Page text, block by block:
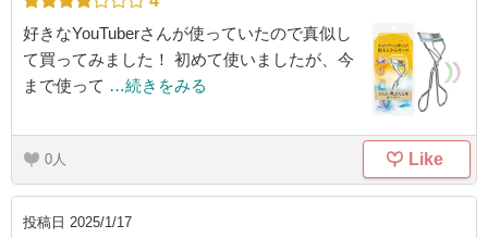
好きなYouTuberさんが使っていたので真似し
て買ってみました！ 初めて使いましたが、今
まで使って …続きをみる
0 Like
投稿日 2025/1/17